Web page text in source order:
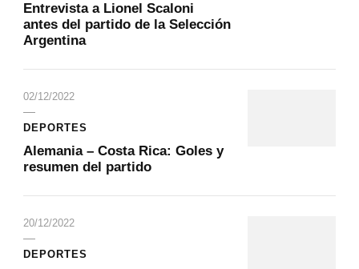
Entrevista a Lionel Scaloni
antes del partido de la Selección
Argentina
02/12/2022
DEPORTES
Alemania – Costa Rica: Goles y
resumen del partido
20/12/2022
DEPORTES